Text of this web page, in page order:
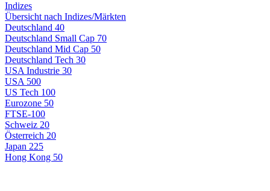
Indizes
Übersicht nach Indizes/Märkten
Deutschland 40
Deutschland Small Cap 70
Deutschland Mid Cap 50
Deutschland Tech 30
USA Industrie 30
USA 500
US Tech 100
Eurozone 50
FTSE-100
Schweiz 20
Österreich 20
Japan 225
Hong Kong 50